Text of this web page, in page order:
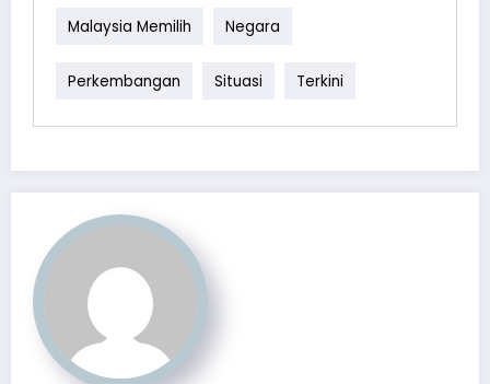
Malaysia Memilih Negara
Perkembangan Situasi Terkini